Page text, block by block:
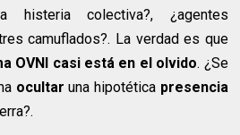
histeria colectiva?, ¿agentes
camuflados?. La verdad es que
OVNI casi está en el olvido. ¿Se
ocultar una hipotética presencia